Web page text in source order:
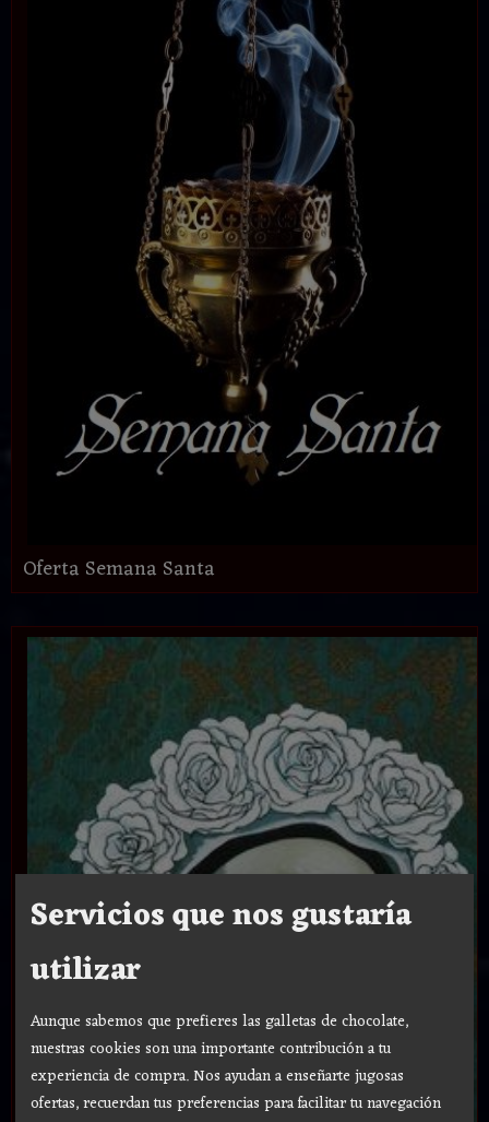
Oferta Semana Santa
Servicios que nos gustaría
utilizar
Aunque sabemos que prefieres las galletas de chocolate,
nuestras cookies son una importante contribución a tu
experiencia de compra. Nos ayudan a enseñarte jugosas
ofertas, recuerdan tus preferencias para facilitar tu navegación